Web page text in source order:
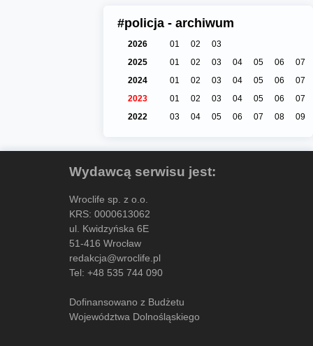
#policja - archiwum
2026 01 02
03
2025
01 02 03 04 05 06
07
2024
01 02 03 04 05 06
07
2023
01 02 03 04 05 06
07
2022
03 04 05 06 07 08 09
Wydawcą serwisu jest:
Wroclife sp. z o.o.
KRS: 0000613062
ul. Kwidzyńska 6E
51-416 Wrocław
redakcja@wroclife.pl
Tel: +48 535 744 090
Dofinansowano z Budżetu
Województwa Dolnośląskiego